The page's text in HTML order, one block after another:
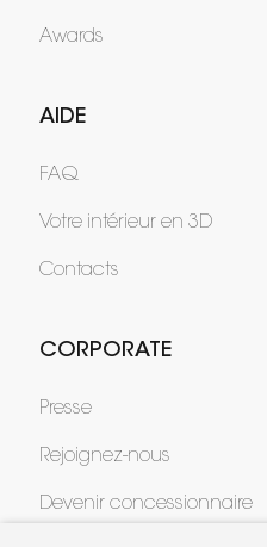
Awards
AIDE
FAQ
Votre intérieur en 3D
Contacts
CORPORATE
Presse
Rejoignez-nous
Devenir concessionnaire